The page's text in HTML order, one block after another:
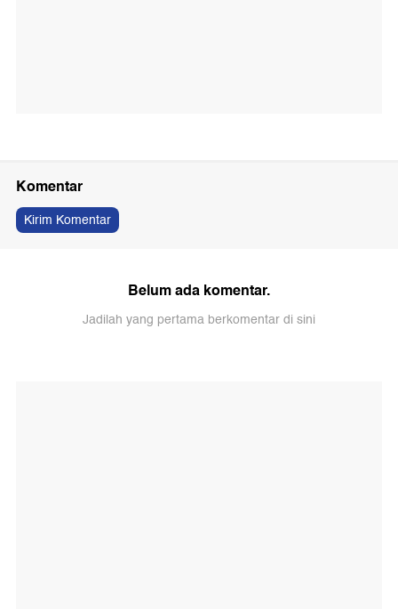
Komentar
Kirim Komentar
Belum ada komentar.
Jadilah yang pertama berkomentar di sini